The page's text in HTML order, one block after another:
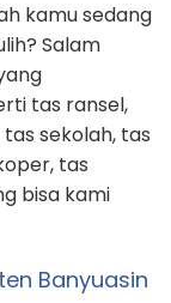
kamu sedang
Salam
tas ransel,
sekolah, tas
tas
bisa kami
Banyuasin